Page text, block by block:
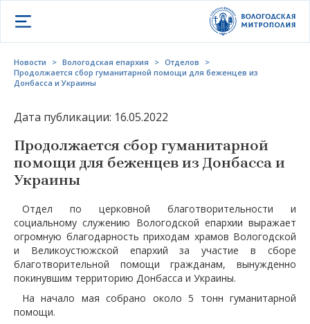
Открыть меню
Новости > Вологодская епархия > Отделов
>
Продолжается сбор гуманитарной помощи для беженцев из
Донбасса и Украины
Дата публикации: 16.05.2022
Продолжается сбор гуманитарной
помощи для беженцев из Донбасса и
Украины
Отдел по церковной благотворительности и
социальному служению Вологодской епархии выражает
огромную благодарность приходам храмов Вологодской
и Великоустюжской епархий за участие в сборе
благотворительной помощи гражданам, вынужденно
покинувшим территорию Донбасса и Украины.
На начало мая собрано около 5 тонн гуманитарной
помощи.